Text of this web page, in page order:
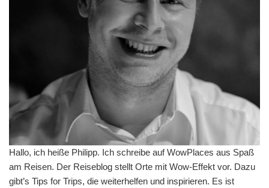
Hallo, ich heiße Philipp. Ich schreibe auf WowPlaces aus Spaß
am Reisen. Der Reiseblog stellt Orte mit Wow-Effekt vor. Dazu
gibt’s Tips for Trips, die weiterhelfen und inspirieren. Es ist